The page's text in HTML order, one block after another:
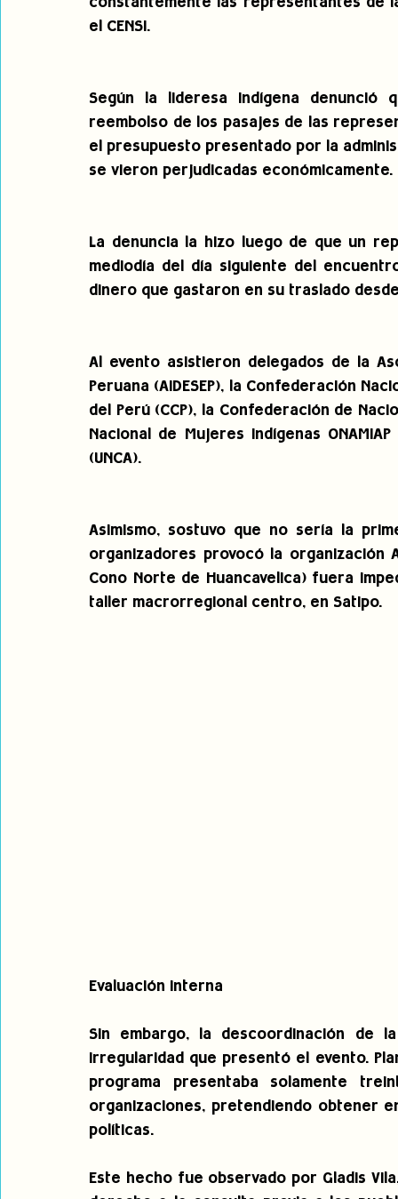
el CENSI.
Según la lideresa indígena
reembolso de los pasajes de las
el presupuesto presentado por la
se vieron perjudicadas económicamente.
La denuncia la hizo luego de que un
mediodía del día siguiente del
dinero que gastaron en su traslado
Al evento asistieron delegados de la
Peruana (AIDESEP), la Confederación
del Perú (CCP), la Confederación de
Nacional de Mujeres Indígenas
(UNCA).
Asimismo, sostuvo que no sería la
organizadores provocó la organización
Cono Norte de Huancavelica) fuera
taller macrorregional centro, en Satipo.
Evaluación interna
Sin embargo, la descoordinación de
irregularidad que presentó el evento.
programa presentaba solamente
organizaciones, pretendiendo obtener
políticas.
Este hecho fue observado por Gladis